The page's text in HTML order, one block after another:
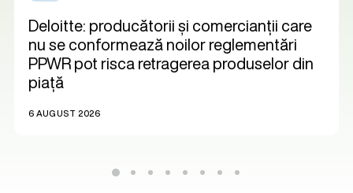
Deloitte: producătorii și comercianții care
nu se conformează noilor reglementări
PPWR pot risca retragerea produselor din
piață
6 AUGUST 2026